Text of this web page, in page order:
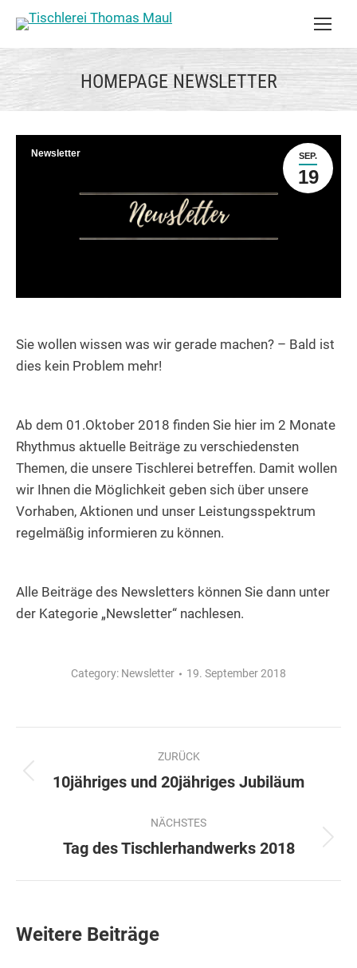
HOMEPAGE NEWSLETTER
SEP.
19
Newsletter
Sie wollen wissen was wir gerade machen? – Bald ist
dies kein Problem mehr!
Ab dem 01.Oktober 2018 finden Sie hier im 2 Monate
Rhythmus aktuelle Beiträge zu verschiedensten
Themen, die unsere Tischlerei betreffen. Damit wollen
wir Ihnen die Möglichkeit geben sich über unsere
Vorhaben, Aktionen und unser Leistungsspektrum
regelmäßig informieren zu können.
Alle Beiträge des Newsletters können Sie dann unter
der Kategorie „Newsletter“ nachlesen.
Category: Newsletter 19. September 2018
Kommentarnavigation
ZURÜCK
Vorheriger
10jähriges und 20jähriges Jubiläum
NÄCHSTES
Nächster
Tag des Tischlerhandwerks 2018
Weitere Beiträge